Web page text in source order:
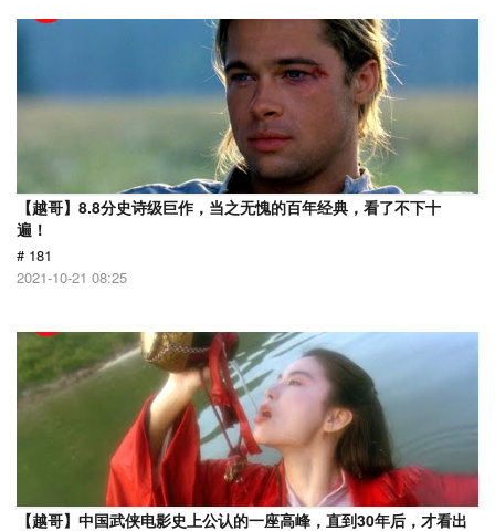
【越哥】8.8分史诗级巨作，当之无愧的百年经典，看了不下十
遍！
# 181
2021-10-21 08:25
【越哥】中国武侠电影史上公认的一座高峰，直到30年后，才看出